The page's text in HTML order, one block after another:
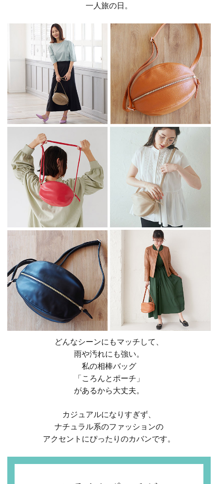
一人旅の日。
どんなシーンにもマッチして、
雨や汚れにも強い。
私の相棒バッグ
「ころんとポーチ」
があるから大丈夫。
カジュアルになりすぎず、
ナチュラル系のファッションの
アクセントにぴったりのカバンです。